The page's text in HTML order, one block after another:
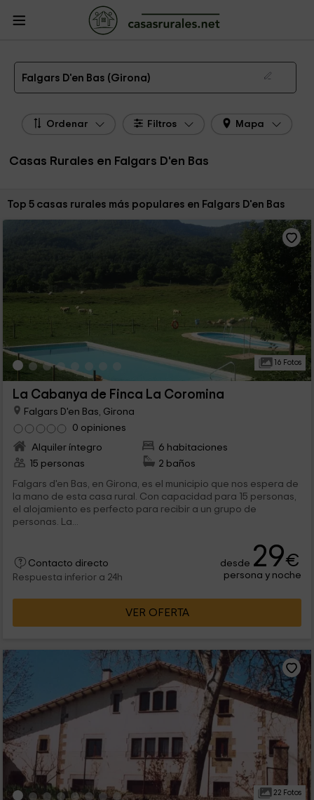
Casas Rurales
Girona
Casas Rurales Falgars D'en Bas
Las 5 mejores casas rurales en Falgars D'en Bas de 2026
Falgars D'en Bas (Girona)
Ordenar Filtros Mapa
Casas Rurales en Falgars D'en Bas
Ordenar por:
Top 5 casas rurales más populares en Falgars D'en Bas
16 Fotos
La Cabanya de Finca La Coromina
Falgars D'en Bas, Girona
0 opiniones
Alquiler íntegro
6 habitaciones
15 personas
2 baños
Falgars d'en Bas, en Girona, es el municipio que nos espera de
la mano de esta casa rural. Con capacidad para 15 personas,
el alojamiento es perfecto para recibir a un grupo de
personas. La...
Contacto directo
Respuesta inferior a 24h
desde 29€
persona y noche
VER OFERTA
22 Fotos